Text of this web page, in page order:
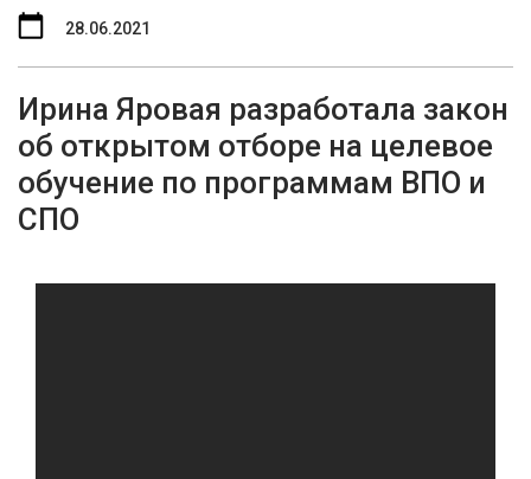
Ирина Яровая разработала закон
об открытом отборе на целевое
обучение по программам ВПО и
СПО
28.06.2021